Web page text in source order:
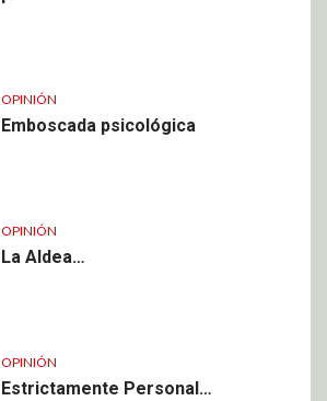
OPINIÓN
Emboscada psicológica
OPINIÓN
La Aldea…
OPINIÓN
Estrictamente Personal…